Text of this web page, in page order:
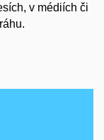
v médiích či